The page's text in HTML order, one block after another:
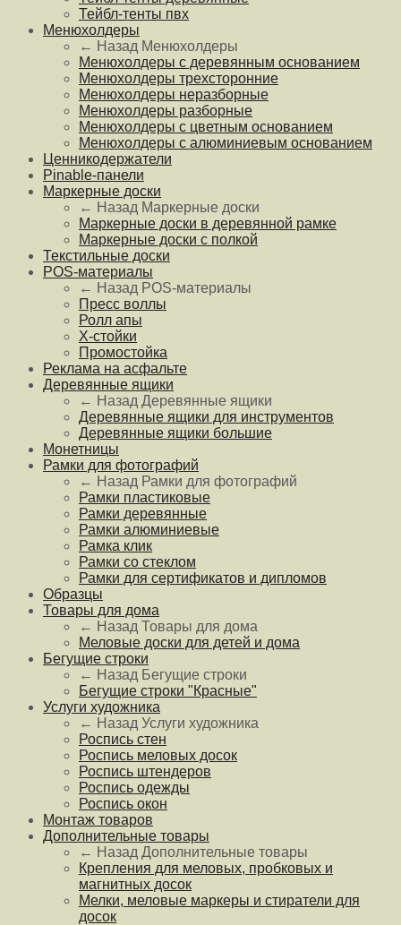
Тейбл-тенты пвх
Менюхолдеры
← Назад Менюхолдеры
Менюхолдеры с деревянным основанием
Менюхолдеры трехсторонние
Менюхолдеры неразборные
Менюхолдеры разборные
Менюхолдеры с цветным основанием
Менюхолдеры с алюминиевым основанием
Ценникодержатели
Pinable-панели
Маркерные доски
← Назад Маркерные доски
Маркерные доски в деревянной рамке
Маркерные доски с полкой
Текстильные доски
POS-материалы
← Назад POS-материалы
Пресс воллы
Ролл апы
Х-стойки
Промостойка
Реклама на асфальте
Деревянные ящики
← Назад Деревянные ящики
Деревянные ящики для инструментов
Деревянные ящики большие
Монетницы
Рамки для фотографий
← Назад Рамки для фотографий
Рамки пластиковые
Рамки деревянные
Рамки алюминиевые
Рамка клик
Рамки со стеклом
Рамки для сертификатов и дипломов
Образцы
Товары для дома
← Назад Товары для дома
Меловые доски для детей и дома
Бегущие строки
← Назад Бегущие строки
Бегущие строки "Красные"
Услуги художника
← Назад Услуги художника
Роспись стен
Роспись меловых досок
Роспись штендеров
Роспись одежды
Роспись окон
Монтаж товаров
Дополнительные товары
← Назад Дополнительные товары
Крепления для меловых, пробковых и
магнитных досок
Мелки, меловые маркеры и стиратели для
досок